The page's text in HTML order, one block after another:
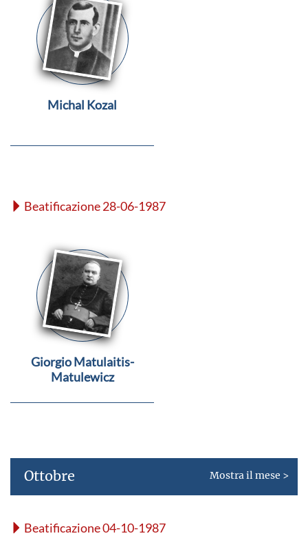
Michal Kozal
Beatificazione 28-06-1987
Giorgio Matulaitis-
Matulewicz
Ottobre Mostra il mese >
Beatificazione 04-10-1987